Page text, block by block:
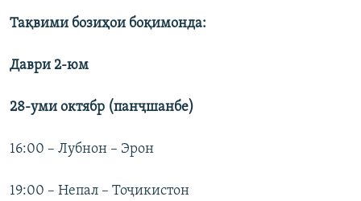
Тақвими бозиҳои боқимонда:
Даври 2-юм
28-уми октябр (панҷшанбе)
16:00 – Лубнон – Эрон
19:00 – Непал – Тоҷикистон